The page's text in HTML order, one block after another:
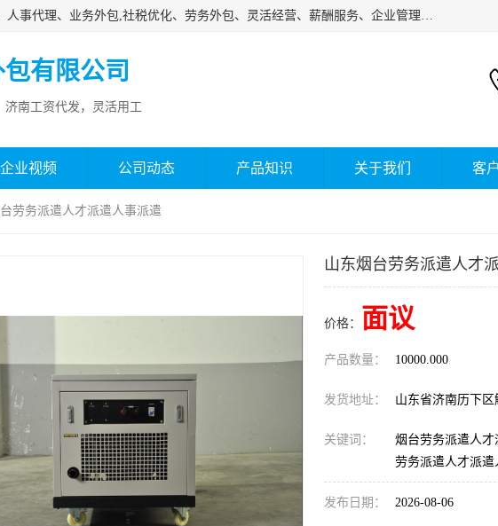
济南邦孚服务外包有限公司是专业从事灵活用工、人事代理、业务外包,社税优化、劳务外包、灵活经营、薪酬服务、企业管理咨询等的全国性的服务外包机构，邦孚人力—合法合规的灵活用工、人力外包、劳务派遣、共享经济财税优化专家，是国内提供企业人力资源综合解决方案有影响的人力资源公司之一。
有限公司
济南工资代发，灵活用工
企业视频 公司动态 产品知识 关于我们 客
劳务派遣人才派遣人事派遣
山东烟台劳务派遣人才
价格： 面议
产品数量： 10000.000
发货地址： 山东省济南历下
关键词：
烟台劳务派遣人
劳务派遣人才派遣
发布日期： 2026-08-06